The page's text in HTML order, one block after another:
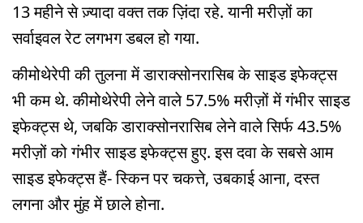
13 महीने से ज़्यादा वक्त तक ज़िंदा रहे. यानी मरीज़ों का
सर्वाइवल रेट लगभग डबल हो गया.
कीमोथेरेपी की तुलना में डाराक्सोनरासिब के साइड इफेक्ट्स
भी कम थे. कीमोथेरेपी लेने वाले 57.5% मरीज़ों में गंभीर साइड
इफेक्ट्स थे, जबकि डाराक्सोनरासिब लेने वाले सिर्फ 43.5%
मरीज़ों को गंभीर साइड इफेक्ट्स हुए. इस दवा के सबसे आम
साइड इफेक्ट्स हैं- स्किन पर चकत्ते, उबकाई आना, दस्त
लगना और मुंह में छाले होना.